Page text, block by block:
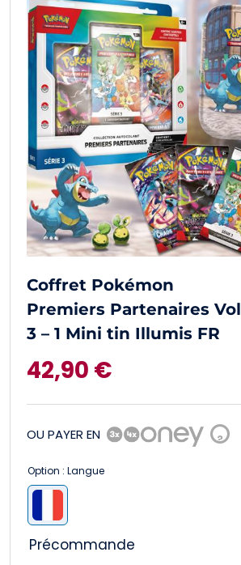
Coffret Pokémon
Premiers Partenaires Vol
3 – 1 Mini tin Illumis FR
42,90 €
OU PAYER EN ?
Option : Langue
Précommande